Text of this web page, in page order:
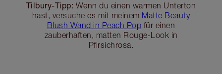
Tilbury-Tipp: Wenn du einen warmen Unterton
hast, versuche es mit meinem Matte Beauty
Blush Wand in Peach Pop für einen
zauberhaften, matten Rouge-Look in
Pfirsichrosa.